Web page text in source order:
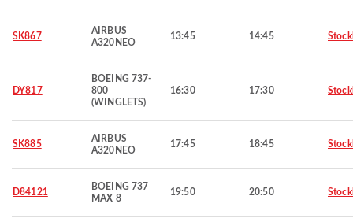
SK867
AIRBUS
A320NEO
13:45 14:45
DY817
BOEING 737-
800
(WINGLETS)
16:30 17:30
SK885
AIRBUS
A320NEO
17:45 18:45
D84121
BOEING 737
MAX 8
19:50 20:50